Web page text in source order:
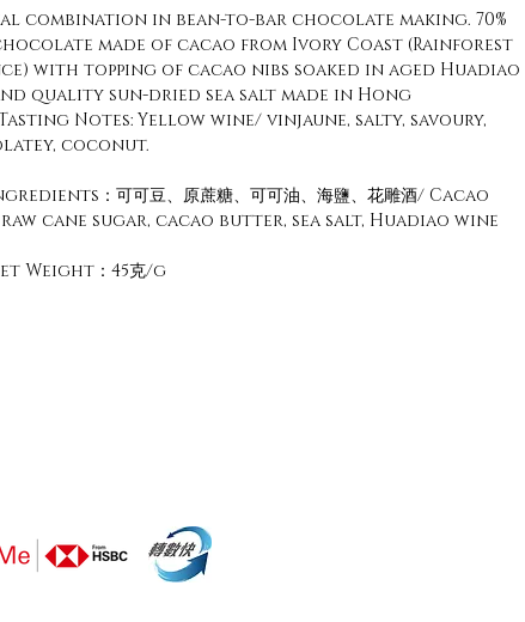
combination in bean-to-bar chocolate making. 70%
made of cacao from Ivory Coast (Rainforest
with topping of cacao nibs soaked in aged Huadiao
quality sun-dried sea salt made in Hong
Notes: Yellow wine/ vinjaune, salty, savoury,
coconut.
：可可豆、原蔗糖、可可油、海鹽、花雕酒/ Cacao
raw cane sugar, cacao butter, sea salt, Huadiao wine
Weight：45克/g